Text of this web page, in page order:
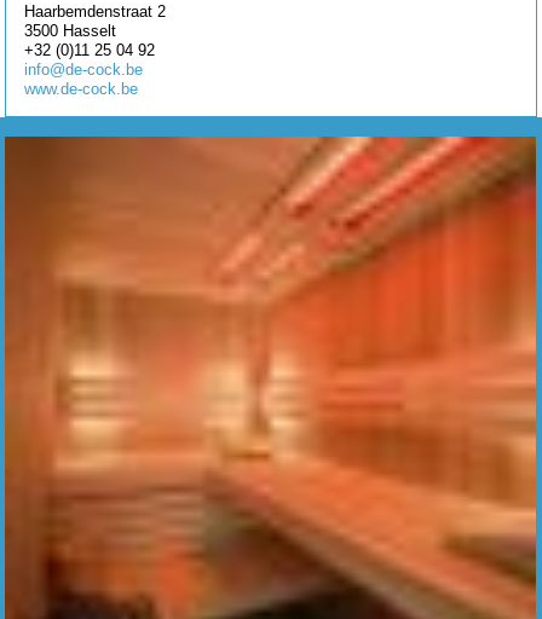
Haarbemdenstraat 2
3500 Hasselt
+32 (0)11 25 04 92
info@de-cock.be
www.de-cock.be